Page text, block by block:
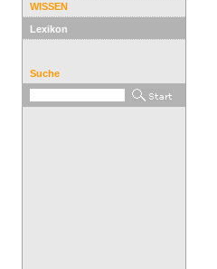
WISSEN
Lexikon
Suche